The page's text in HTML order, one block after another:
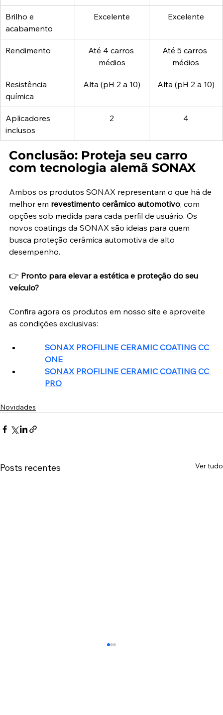
Brilho e
acabamento
Excelente Excelente
Rendimento
Até 4 carros
médios
Até 5 carros
médios
Resistência
química
Alta (pH 2 a 10) Alta (pH 2 a 10)
Aplicadores
inclusos
2 4
Conclusão: Proteja seu carro
com tecnologia alemã SONAX
Ambos os produtos SONAX representam o que há de
melhor em revestimento cerâmico automotivo, com
opções sob medida para cada perfil de usuário. Os
novos coatings da SONAX são ideias para quem
busca proteção cerâmica automotiva de alto
desempenho.
👉 Pronto para elevar a estética e proteção do seu
veículo?
Confira agora os produtos em nosso site e aproveite
as condições exclusivas:
SONAX PROFILINE CERAMIC COATING CC
ONE
SONAX PROFILINE CERAMIC COATING CC
PRO
Novidades
Posts recentes Ver tudo